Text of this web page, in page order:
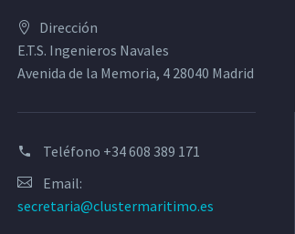
Dirección
E.T.S. Ingenieros Navales
Avenida de la Memoria, 4 28040 Madrid
Teléfono +34 608 389 171
Email:
secretaria@clustermaritimo.es